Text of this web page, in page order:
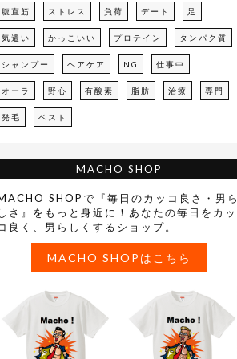
腹直筋 ストレス 負荷 デート 足
気遣い かっこいい プロテイン タンパク質
シャンプー ヘアケア NG 仕事中
オーラ 野心 有酸素 脂肪 治療 専門
発毛 ベスト
MACHO SHOP
SHOPで『毎日のカッコ良さ・男ら
さ』をもっと身近に！あなたの毎日をカッ
良く、男らしくするショップ。
MACHO SHOPはこちら